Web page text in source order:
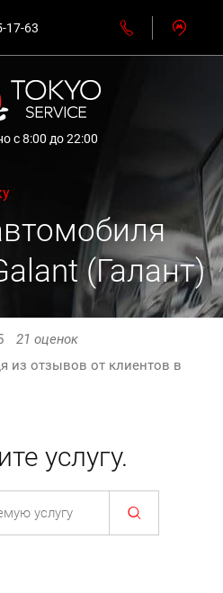
17-63
с 8:00 до 22:00
(Галант)
21 оценок
из отзывов от клиентов в
услугу.